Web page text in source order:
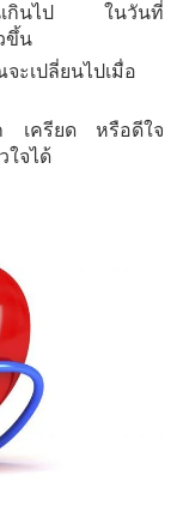
ย็นเกินไป ในวันที่
ขึ้น
ะเปลี่ยนไปเมื่อ
เครียด หรือดีใจ
ใจได้